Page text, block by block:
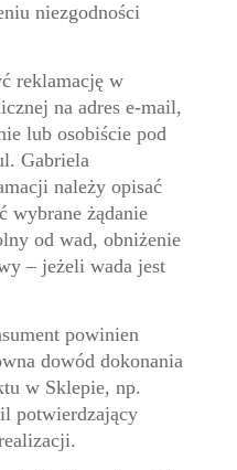
niezgodności
reklamację w
na adres e-mail,
lub osobiście pod
Gabriela
należy opisać
wybrane żądanie
od wad, obniżenie
– jeżeli wada jest
powinien
dowód dokonania
w Sklepie, np.
potwierdzający